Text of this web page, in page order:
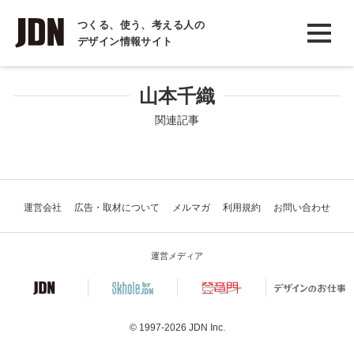
つくる、使う、考える人の
デザイン情報サイト
INTERVIEW
インタビュー
山本千織
関連記事
運営会社 広告・取材について メルマガ 利用規約 お問い合わせ
運営メディア
© 1997-2026 JDN Inc.